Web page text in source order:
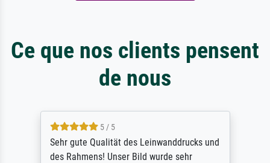
Ce que nos clients pensent
de nous
5 / 5
Sehr gute Qualität des Leinwanddrucks und
des Rahmens! Unser Bild wurde sehr